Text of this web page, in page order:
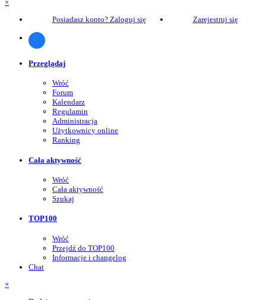
×
Posiadasz konto? Zaloguj się
Zarejestruj się
Przeglądaj
Wróć
Forum
Kalendarz
Regulamin
Administracja
Użytkownicy online
Ranking
Cała aktywność
Wróć
Cała aktywność
Szukaj
TOP100
Wróć
Przejdź do TOP100
Informacje i changelog
Chat
×